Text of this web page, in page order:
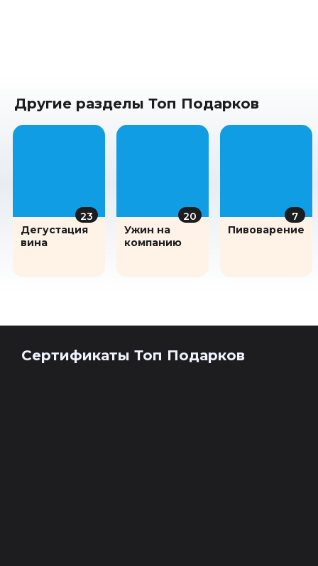
Другие разделы Топ Подарков
23
Дегустация
вина
20
Ужин на
компанию
7
Пивоварение
Сертификаты Топ Подарков